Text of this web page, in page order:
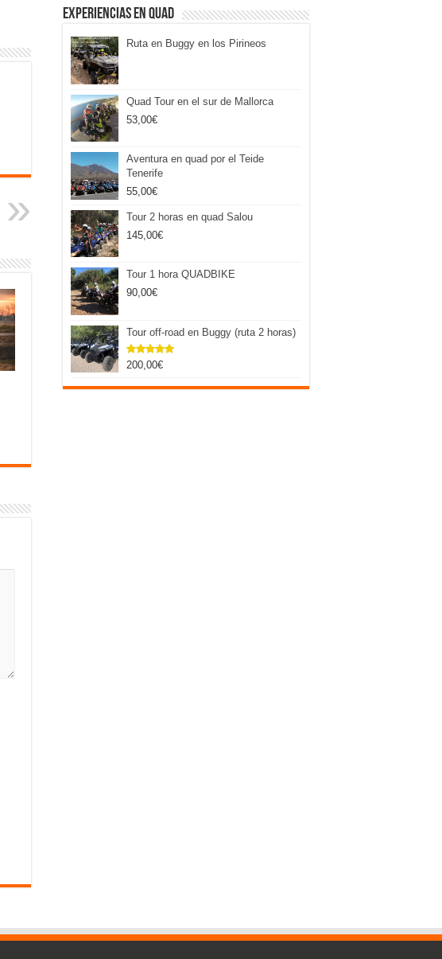
Experiencias en Quad
Ruta en Buggy en los Pirineos
Quad Tour en el sur de Mallorca
53,00€
Aventura en quad por el Teide
Tenerife
55,00€
Tour 2 horas en quad Salou
145,00€
Tour 1 hora QUADBIKE
90,00€
Tour off-road en Buggy (ruta 2 horas)
Valorado
de 5
200,00€